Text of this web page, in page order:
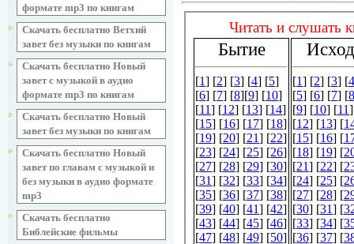
формате mp3 по книгам
Скачать бесплатно Ветхий
завет без музыки по книгам
Скачать бесплатно Новый
завет с музыкой в аудио
формате mp3 по книгам
Скачать бесплатно Новый
завет без музыки по книгам
Скачать бесплатно Новый
завет по главам с музыкой и
без музыки в аудио формате
mp3
Скачать бесплатно
Библейские фильмы